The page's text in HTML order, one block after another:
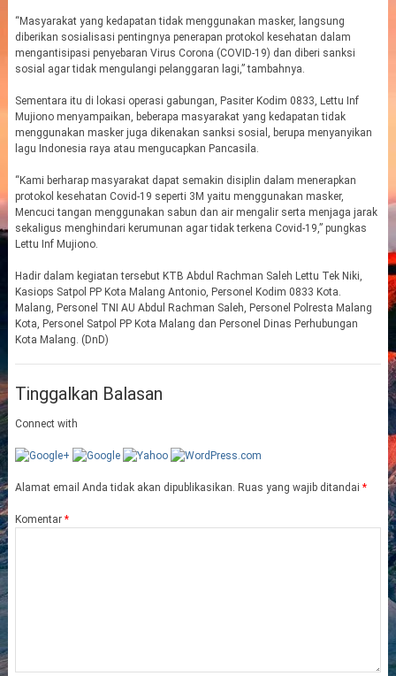
“Masyarakat yang kedapatan tidak menggunakan masker, langsung
diberikan sosialisasi pentingnya penerapan protokol kesehatan dalam
mengantisipasi penyebaran Virus Corona (COVID-19) dan diberi sanksi
sosial agar tidak mengulangi pelanggaran lagi,” tambahnya.
Sementara itu di lokasi operasi gabungan, Pasiter Kodim 0833, Lettu Inf
Mujiono menyampaikan, beberapa masyarakat yang kedapatan tidak
menggunakan masker juga dikenakan sanksi sosial, berupa menyanyikan
lagu Indonesia raya atau mengucapkan Pancasila.
“Kami berharap masyarakat dapat semakin disiplin dalam menerapkan
protokol kesehatan Covid-19 seperti 3M yaitu menggunakan masker,
Mencuci tangan menggunakan sabun dan air mengalir serta menjaga jarak
sekaligus menghindari kerumunan agar tidak terkena Covid-19,” pungkas
Lettu Inf Mujiono.
Hadir dalam kegiatan tersebut KTB Abdul Rachman Saleh Lettu Tek Niki,
Kasiops Satpol PP Kota Malang Antonio, Personel Kodim 0833 Kota.
Malang, Personel TNI AU Abdul Rachman Saleh, Personel Polresta Malang
Kota, Personel Satpol PP Kota Malang dan Personel Dinas Perhubungan
Kota Malang. (DnD)
Tinggalkan Balasan
Connect with
Alamat email Anda tidak akan dipublikasikan. Ruas yang wajib ditandai *
Komentar *